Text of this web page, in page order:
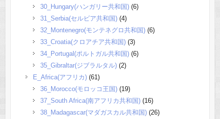
30_Hungary(ハンガリー共和国)(6)
31_Serbia(セルビア共和国)(4)
32_Montenegro(モンテネグロ共和国)(6)
33_Croatia(クロアチア共和国)(3)
34_Portugal(ポルトガル共和国)(6)
35_Gibraltar(ジブラルタル)(2)
E_Africa(アフリカ)(61)
36_Morocco(モロッコ王国)(19)
37_South Africa(南アフリカ共和国)(16)
38_Madagascar(マダガスカル共和国)(26)